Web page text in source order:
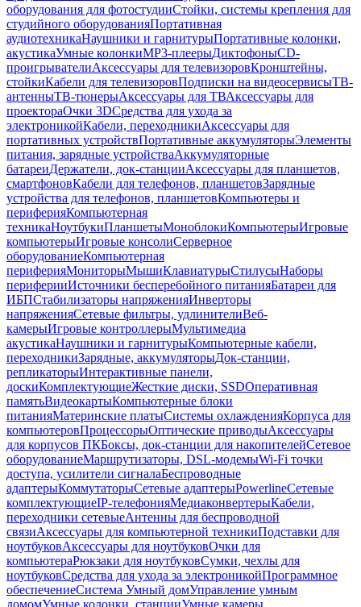
оборудования для фотостудииСтойки, системы крепления для
студийного оборудованияПортативная
аудиотехникаНаушники и гарнитурыПортативные колонки,
акустикаУмные колонкиMP3-плеерыДиктофоныCD-
проигрывателиАксессуары для телевизоровКронштейны,
стойкиКабели для телевизоровПодписки на видеосервисыТВ-
антенныТВ-тюнерыАксессуары для ТВАксессуары для
проектораОчки 3DСредства для ухода за
электроникойКабели, переходникиАксессуары для
портативных устройствПортативные аккумуляторыЭлементы
питания, зарядные устройстваАккумуляторные
батареиДержатели, док-станцииАксессуары для планшетов,
смартфоновКабели для телефонов, планшетовЗарядные
устройства для телефонов, планшетовКомпьютеры и
периферияКомпьютерная
техникаНоутбукиПланшетыМоноблокиКомпьютерыИгровые
компьютерыИгровые консолиСерверное
оборудованиеКомпьютерная
периферияМониторыМышиКлавиатурыСтилусыНаборы
периферииИсточники бесперебойного питанияБатареи для
ИБПСтабилизаторы напряженияИнверторы
напряженияСетевые фильтры, удлинителиВеб-
камерыИгровые контроллерыМультимедиа
акустикаНаушники и гарнитурыКомпьютерные кабели,
переходникиЗарядные, аккумуляторыДок-станции,
репликаторыИнтерактивные панели,
доскиКомплектующиеЖесткие диски, SSDОперативная
памятьВидеокартыКомпьютерные блоки
питанияМатеринские платыСистемы охлажденияКорпуса для
компьютеровПроцессорыОптические приводыАксессуары
для корпусов ПКБоксы, док-станции для накопителейСетевое
оборудованиеМаршрутизаторы, DSL-модемыWi-Fi точки
доступа, усилители сигналаБеспроводные
адаптерыКоммутаторыСетевые адаптерыPowerlineСетевые
комплектующиеIP-телефонияМедиаконвертерыКабели,
переходники сетевыеАнтенны для беспроводной
связиАксессуары для компьютерной техникиПодставки для
ноутбуковАксессуары для ноутбуковОчки для
компьютераРюкзаки для ноутбуковСумки, чехлы для
ноутбуковСредства для ухода за электроникойПрограммное
обеспечениеСистема Умный домУправление умным
домомУмные колонки, станцииУмные камеры